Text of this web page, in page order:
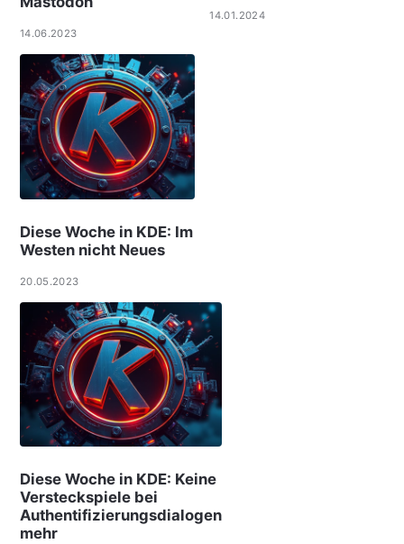
14.06.2023
14.01.2024
Diese Woche in KDE: Im
Westen nicht Neues
20.05.2023
Diese Woche in KDE: Keine
Versteckspiele bei
Authentifizierungsdialogen
mehr